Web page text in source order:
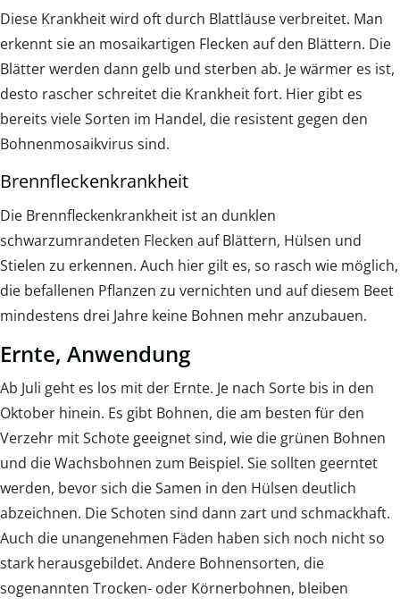
Diese Krankheit wird oft durch Blattläuse verbreitet. Man
erkennt sie an mosaikartigen Flecken auf den Blättern. Die
Blätter werden dann gelb und sterben ab. Je wärmer es ist,
desto rascher schreitet die Krankheit fort. Hier gibt es
bereits viele Sorten im Handel, die resistent gegen den
Bohnenmosaikvirus sind.
Brennfleckenkrankheit
Die Brennfleckenkrankheit ist an dunklen
schwarzumrandeten Flecken auf Blättern, Hülsen und
Stielen zu erkennen. Auch hier gilt es, so rasch wie möglich,
die befallenen Pflanzen zu vernichten und auf diesem Beet
mindestens drei Jahre keine Bohnen mehr anzubauen.
Ernte, Anwendung
Ab Juli geht es los mit der Ernte. Je nach Sorte bis in den
Oktober hinein. Es gibt Bohnen, die am besten für den
Verzehr mit Schote geeignet sind, wie die grünen Bohnen
und die Wachsbohnen zum Beispiel. Sie sollten geerntet
werden, bevor sich die Samen in den Hülsen deutlich
abzeichnen. Die Schoten sind dann zart und schmackhaft.
Auch die unangenehmen Fäden haben sich noch nicht so
stark herausgebildet. Andere Bohnensorten, die
sogenannten Trocken- oder Körnerbohnen, bleiben